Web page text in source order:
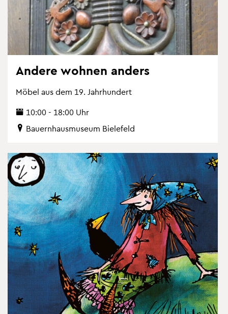
An­de­re woh­nen an­ders
Möbel aus dem 19. Jahr­hun­dert
10:00 - 18:00 Uhr
Bau­ern­haus­mu­se­um Bie­le­feld